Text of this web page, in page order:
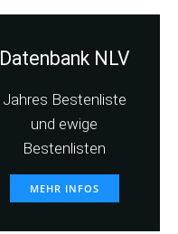
Datenbank NLV
Jahres Bestenliste
und ewige
Bestenlisten
MEHR INFOS